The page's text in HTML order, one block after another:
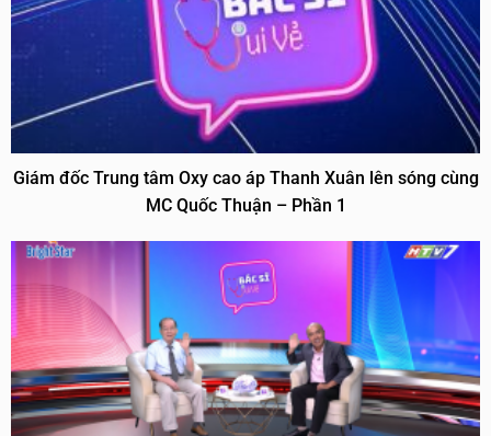
Giám đốc Trung tâm Oxy cao áp Thanh Xuân lên sóng cùng
MC Quốc Thuận – Phần 1